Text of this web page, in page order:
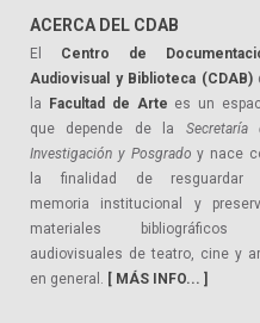
ACERCA DEL CDAB
El Centro de
Audiovisual y Biblioteca (CDAB)
la
Facultad de Arte es un
que depende de la Secretaría
Investigación y Posgrado y nace
la finalidad de resguardar
memoria institucional y
materiales
audiovisuales de teatro, cine y
en general. [ MÁS INFO... ]